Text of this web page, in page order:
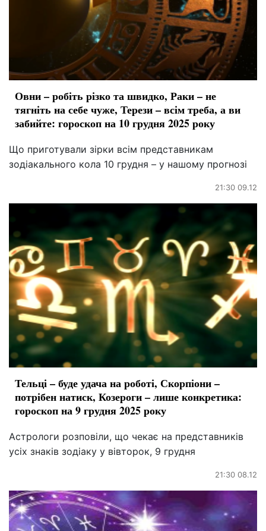
Овни – робіть різко та швидко, Раки – не
тягніть на себе чуже, Терези – всім треба, а ви
забийте: гороскоп на 10 грудня 2025 року
Що приготували зірки всім представникам
зодіакального кола 10 грудня – у нашому прогнозі
21:30 09.12
Тельці – буде удача на роботі, Скорпіони –
потрібен натиск, Козероги – лише конкретика:
гороскоп на 9 грудня 2025 року
Астрологи розповіли, що чекає на представників
усіх знаків зодіаку у вівторок, 9 грудня
21:30 08.12